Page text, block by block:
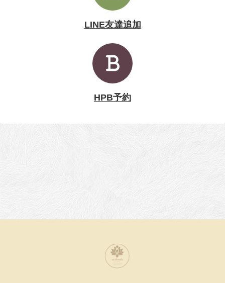
LINE友達追加
HPB予約